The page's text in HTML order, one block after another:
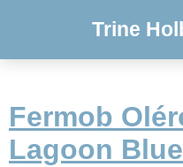
Trine
Fermob
Lagoon Blue